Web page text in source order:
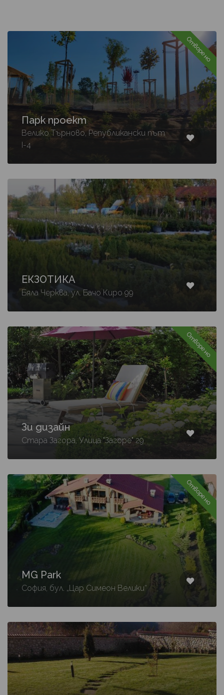
Отворено
Парк проект
Велико Търново, Републикански път
I-4
ЕКЗОТИКА
Бяла Черква, ул. Бачо Киро 99
Отворено
Зи дизайн
Стара Загора, Улица "Загоре" 29
Отворено
MG Park
София, бул. „Цар Симеон Велики“